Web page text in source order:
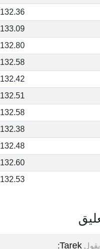
132.36 دينار كويتي
133.09 دينار كويتي
132.80 دينار كويتي
132.58 دينار كويتي
132.42 دينار كويتي
132.51 دينار كويتي
132.58 دينار كويتي
132.38 دينار كويتي
132.48 دينار كويتي
132.60 دينار كويتي
132.53 دينار كويتي
يقول Tarek
: